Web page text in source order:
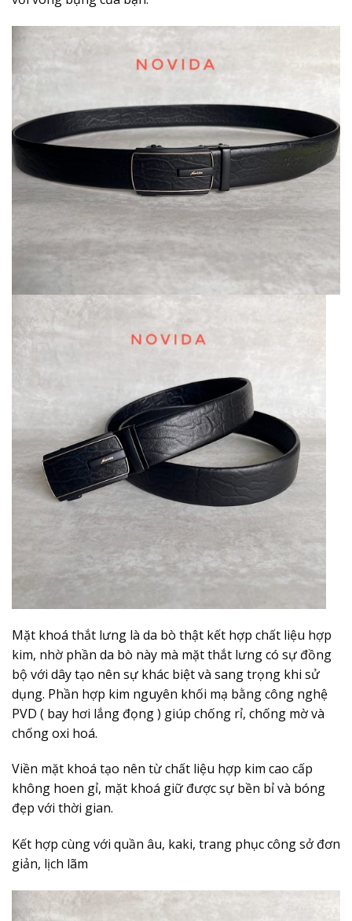
Mặt khoá thắt lưng là da bò thật kết hợp chất liệu hợp
kim, nhờ phần da bò này mà mặt thắt lưng có sự đồng
bộ với dây tạo nên sự khác biệt và sang trọng khi sử
dụng. Phần hợp kim nguyên khối mạ bằng công nghệ
PVD ( bay hơi lắng đọng ) giúp chống rỉ, chống mờ và
chống oxi hoá.
Viền mặt khoá tạo nên từ chất liệu hợp kim cao cấp
không hoen gỉ, mặt khoá giữ được sự bền bỉ và bóng
đẹp với thời gian.
Kết hợp cùng với quần âu, kaki, trang phục công sở đơn
giản, lịch lãm